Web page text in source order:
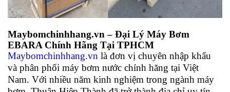
Maybomchinhhang.vn – Đại Lý Máy Bơm
EBARA Chính Hãng Tại TPHCM
Maybomchinhhang.vn là đơn vị chuyên nhập khẩu
và phân phối máy bơm nước chính hãng tại Việt
Nam. Với nhiều năm kinh nghiệm trong ngành máy